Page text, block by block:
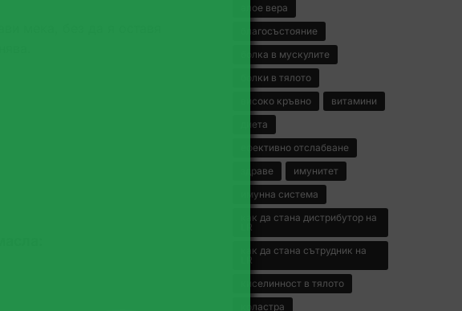
мека, без да я оставя
алое вера
благосъстояние
болка в мускулите
болки в тялото
високо кръвно
витамини
диета
ефективно отслабване
здраве
имунитет
имунна система
как да стана дистрибутор на
LR
как да стана сътрудник на
LR
киселинност в тялото
коластра